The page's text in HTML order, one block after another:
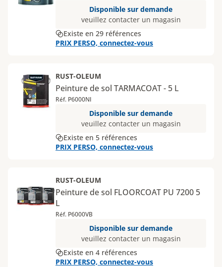
Disponible sur demande
veuillez contacter un magasin
Existe en 29 références
PRIX PERSO, connectez-vous
RUST-OLEUM
Peinture de sol TARMACOAT - 5 L
Réf. P6000NI
Disponible sur demande
veuillez contacter un magasin
Existe en 5 références
PRIX PERSO, connectez-vous
RUST-OLEUM
Peinture de sol FLOORCOAT PU 7200 5
L
Réf. P6000VB
Disponible sur demande
veuillez contacter un magasin
Existe en 4 références
PRIX PERSO, connectez-vous